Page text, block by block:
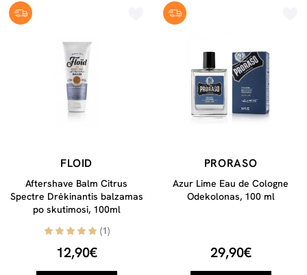
FLOID
Aftershave Balm Citrus
Spectre Drėkinantis balzamas
po skutimosi, 100ml
(1)
12,90€
PRORASO
Azur Lime Eau de Cologne
Odekolonas, 100 ml
29,90€